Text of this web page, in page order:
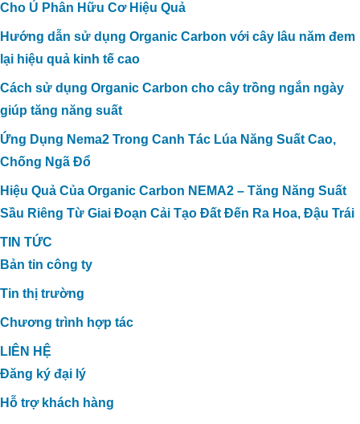
Cho Ủ Phân Hữu Cơ Hiệu Quả
Hướng dẫn sử dụng Organic Carbon với cây lâu năm đem
lại hiệu quả kinh tế cao
Cách sử dụng Organic Carbon cho cây trồng ngắn ngày
giúp tăng năng suất
Ứng Dụng Nema2 Trong Canh Tác Lúa Năng Suất Cao,
Chống Ngã Đổ
Hiệu Quả Của Organic Carbon NEMA2 – Tăng Năng Suất
Sầu Riêng Từ Giai Đoạn Cải Tạo Đất Đến Ra Hoa, Đậu Trái
TIN TỨC
Bản tin công ty
Tin thị trường
Chương trình hợp tác
LIÊN HỆ
Đăng ký đại lý
Hỗ trợ khách hàng